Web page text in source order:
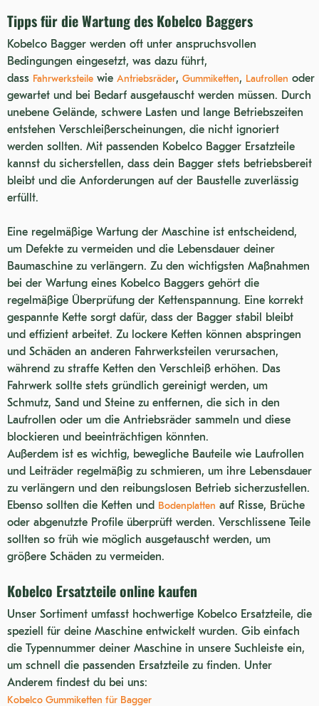
K905 LC
K905 LC MARK II (S/N: LP
2566-UP)
SK35SR-2 (S/N: PX11 8901-UP)
SK042
SK480LC DYNAMIC ACERA
SK50SR-5
SK025-1
SK025-2
SK30SR
K904C
K903A
SK60SR-1E (S/N: YT02 4001-
UP)
SK40SR-3
ED150 BR-YL04
SK135SR HD
SK290LC-6E DYNAMIC ACERA
SK235SR LC-1E
SK200LC-6ES DYNAMIC
ACERA
Tipps für die Wartung des Kobelco Baggers
Kobelco Bagger werden oft unter anspruchsvollen
Bedingungen eingesetzt, was dazu führt,
dass Fahrwerksteile wie Antriebsräder, Gummiketten, Laufrollen oder
gewartet und bei Bedarf ausgetauscht werden müssen. Durch
unebene Gelände, schwere Lasten und lange Betriebszeiten
entstehen Verschleißerscheinungen, die nicht ignoriert
werden sollten. Mit passenden Kobelco Bagger Ersatzteile
kannst du sicherstellen, dass dein Bagger stets betriebsbereit
bleibt und die Anforderungen auf der Baustelle zuverlässig
erfüllt.
Eine regelmäßige Wartung der Maschine ist entscheidend,
um Defekte zu vermeiden und die Lebensdauer deiner
Baumaschine zu verlängern. Zu den wichtigsten Maßnahmen
bei der Wartung eines Kobelco Baggers gehört die
regelmäßige Überprüfung der Kettenspannung. Eine korrekt
gespannte Kette sorgt dafür, dass der Bagger stabil bleibt
und effizient arbeitet. Zu lockere Ketten können abspringen
und Schäden an anderen Fahrwerksteilen verursachen,
während zu straffe Ketten den Verschleiß erhöhen. Das
Fahrwerk sollte stets gründlich gereinigt werden, um
Schmutz, Sand und Steine zu entfernen, die sich in den
Laufrollen oder um die Antriebsräder sammeln und diese
blockieren und beeinträchtigen könnten.
Außerdem ist es wichtig, bewegliche Bauteile wie Laufrollen
und Leiträder regelmäßig zu schmieren, um ihre Lebensdauer
zu verlängern und den reibungslosen Betrieb sicherzustellen.
Ebenso sollten die Ketten und Bodenplatten auf Risse, Brüche
oder abgenutzte Profile überprüft werden. Verschlissene Teile
sollten so früh wie möglich ausgetauscht werden, um
größere Schäden zu vermeiden.
Kobelco Ersatzteile online kaufen
Unser Sortiment umfasst hochwertige Kobelco Ersatzteile, die
speziell für deine Maschine entwickelt wurden. Gib einfach
die Typennummer deiner Maschine in unsere Suchleiste ein,
um schnell die passenden Ersatzteile zu finden. Unter
Anderem findest du bei uns:
Kobelco Gummiketten für Bagger